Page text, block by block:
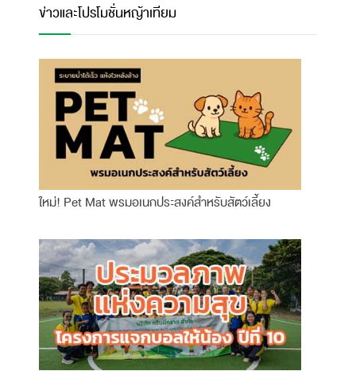
ข่าวและโปรโมชั่นหญ้าเทียม
ใหม่! Pet Mat พรมอเนกประสงค์สำหรับสัตว์เลี้ยง